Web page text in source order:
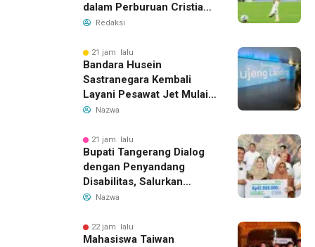
dalam Perburuan Cristian
Romero, Transfer Bek
Redaksi
21 jam lalu
Bandara Husein
Sastranegara Kembali
Layani Pesawat Jet Mulai
14 Agustus 2026, Garuda
Bandung-Denpasar
Nazwa
21 jam lalu
Bupati Tangerang Dialog
dengan Penyandang
Disabilitas, Salurkan
Bantuan dan Tampung
Nazwa
22 jam lalu
Mahasiswa Taiwan